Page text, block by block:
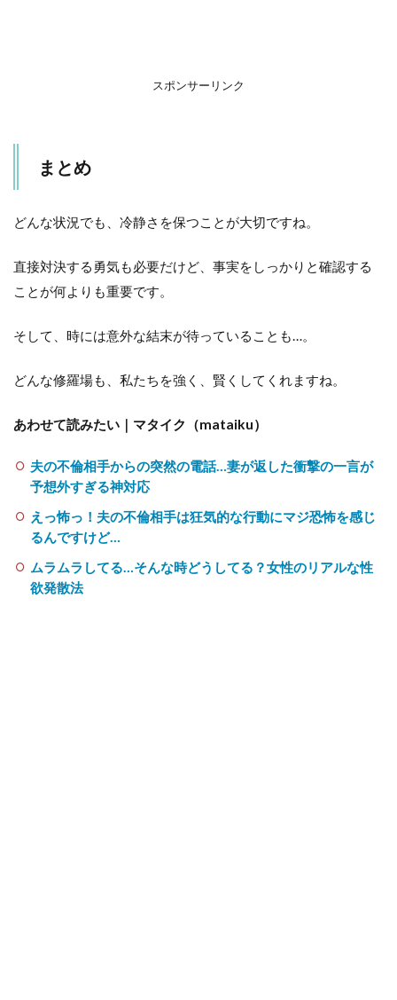
スポンサーリンク
まとめ
どんな状況でも、冷静さを保つことが大切ですね。
直接対決する勇気も必要だけど、事実をしっかりと確認する
ことが何よりも重要です。
そして、時には意外な結末が待っていることも…。
どんな修羅場も、私たちを強く、賢くしてくれますね。
あわせて読みたい｜マタイク（mataiku）
夫の不倫相手からの突然の電話…妻が返した衝撃の一言が
予想外すぎる神対応
えっ怖っ！夫の不倫相手は狂気的な行動にマジ恐怖を感じ
るんですけど…
ムラムラしてる…そんな時どうしてる？女性のリアルな性
欲発散法